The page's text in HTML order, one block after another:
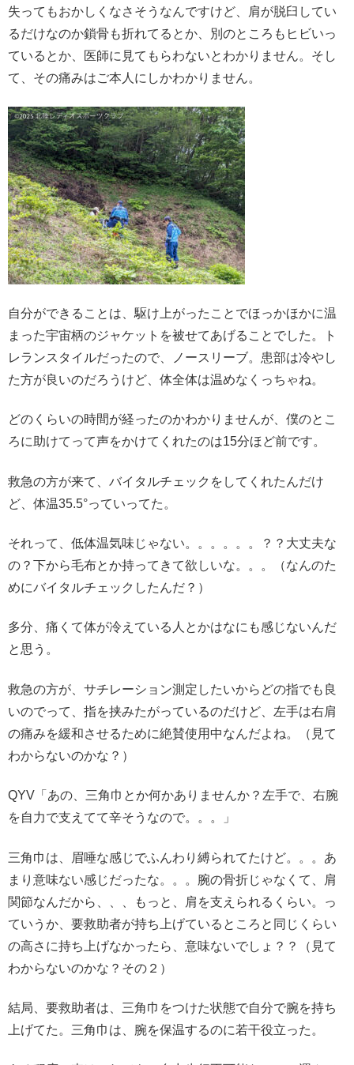
失ってもおかしくなさそうなんですけど、肩が脱臼してい
るだけなのか鎖骨も折れてるとか、別のところもヒビいっ
ているとか、医師に見てもらわないとわかりません。そし
て、その痛みはご本人にしかわかりません。
自分ができることは、駆け上がったことでほっかほかに温
まった宇宙柄のジャケットを被せてあげることでした。ト
レランスタイルだったので、ノースリーブ。患部は冷やし
た方が良いのだろうけど、体全体は温めなくっちゃね。
どのくらいの時間が経ったのかわかりませんが、僕のとこ
ろに助けてって声をかけてくれたのは15分ほど前です。
救急の方が来て、バイタルチェックをしてくれたんだけ
ど、体温35.5°っていってた。
それって、低体温気味じゃない。。。。。。？？大丈夫な
の？下から毛布とか持ってきて欲しいな。。。（なんのた
めにバイタルチェックしたんだ？）
多分、痛くて体が冷えている人とかはなにも感じないんだ
と思う。
救急の方が、サチレーション測定したいからどの指でも良
いのでって、指を挟みたがっているのだけど、左手は右肩
の痛みを緩和させるために絶賛使用中なんだよね。（見て
わからないのかな？）
QYV「あの、三角巾とか何かありませんか？左手で、右腕
を自力で支えてて辛そうなので。。。」
三角巾は、眉唾な感じでふんわり縛られてたけど。。。あ
まり意味ない感じだったな。。。腕の骨折じゃなくて、肩
関節なんだから、、、もっと、肩を支えられるくらい。っ
ていうか、要救助者が持ち上げているところと同じくらい
の高さに持ち上げなかったら、意味ないでしょ？？（見て
わからないのかな？その２）
結局、要救助者は、三角巾をつけた状態で自分で腕を持ち
上げてた。三角巾は、腕を保温するのに若干役立った。